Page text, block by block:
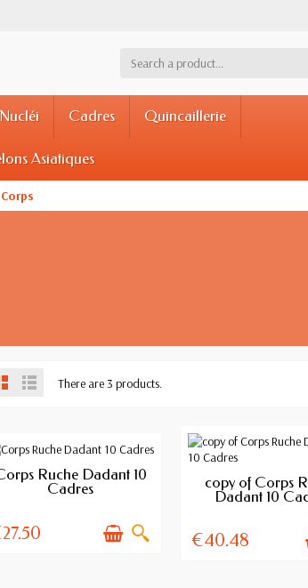
Nucléi Cadres Quincaillerie
Asiatiques
Corps
There are 3 products.
AVAILABLE
Ruche Dadant 10
Cadres
AVAILABLE
copy of Corps
Dadant 10
€40.48